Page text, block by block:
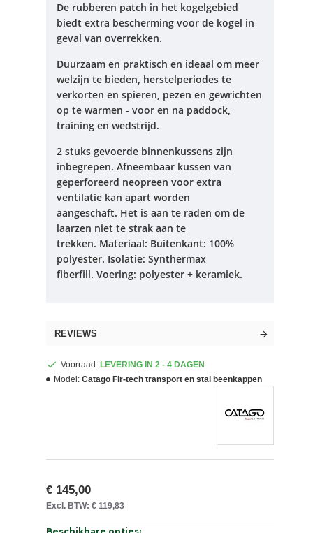
De rubberen patch in het kogelgebied
biedt extra bescherming voor de kogel in
geval van overrekken.
Duurzaam en praktisch en ideaal om meer
welzijn te bieden, herstelperiodes te
verkorten en spieren, pezen en gewrichten
op te warmen - voor en na paddock,
training en wedstrijd.
2 stuks gevoerde binnenkussens zijn
inbegrepen. Afneembaar kussen van
geperforeerd neopreen voor extra
ventilatie kan apart worden
aangeschaft. Het is aan te raden om de
laarzen niet te strak aan te
trekken. Materiaal: Buitenkant: 100%
polyester. Isolatie: Synthermax
fiberfill. Voering: polyester + keramiek.
REVIEWS
Voorraad: LEVERING IN 2 - 4 DAGEN
Model: Catago Fir-tech transport en stal beenkappen
€ 145,00
Excl. BTW: € 119,83